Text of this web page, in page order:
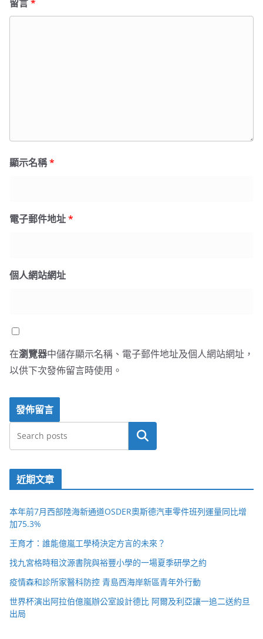
留言*
顯示名稱*
電子郵件地址*
個人網站網址
在瀏覽器中儲存顯示名稱、電子郵件地址及個人網站網址，
以供下次發佈留言時使用。
搜尋
近期文章
本年前7月西部陸海新通道OSDER奧斯德汽車零件班列運量同比增
加75.3%
王育才：誰能億嵐工學椅決定方言的未來？
找九宮格時租汶源書院與裕豐小學的一場夏季研學之約
疫情森和診所家醫科防控 青島西海岸新區青年外行動
世界杯演出阿拉伯億嵐辦公室設計德比 阿爾及利亞讓一追二送約旦
出局